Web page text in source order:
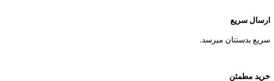
ارسال سریع
سریع بدستتان میرسد.
خرید مطمئن